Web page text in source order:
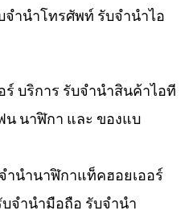
ำนำโทรศัพท์ รับจำนำไอ
บริการ รับจำนำสินค้าไอที
นาฬิกา และ ของแบ
ำนำนาฬิกาแท็คฮอยเออร์
จำนำมือถือ รับจำนำ